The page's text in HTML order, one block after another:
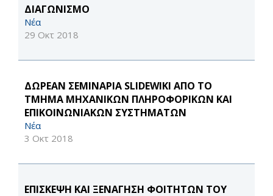
ΔΙΑΓΩΝΙΣΜΟ
Νέα
29 Οκτ 2018
ΔΩΡΕΑΝ ΣΕΜΙΝΑΡΙΑ SLIDEWIKI ΑΠΟ ΤΟ
ΤΜΗΜΑ ΜΗΧΑΝΙΚΩΝ ΠΛΗΡΟΦΟΡΙΚΩΝ ΚΑΙ
ΕΠΙΚΟΙΝΩΝΙΑΚΩΝ ΣΥΣΤΗΜΑΤΩΝ
Νέα
3 Οκτ 2018
ΕΠΙΣΚΕΨΗ ΚΑΙ ΞΕΝΑΓΗΣΗ ΦΟΙΤΗΤΩΝ ΤΟΥ